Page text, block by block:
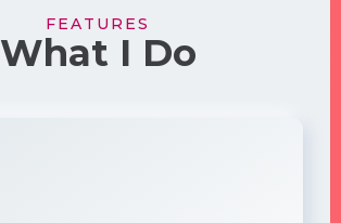
FEATURES
What I Do